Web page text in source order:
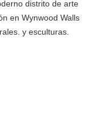
distrito de arte
en Wynwood Walls
y esculturas.